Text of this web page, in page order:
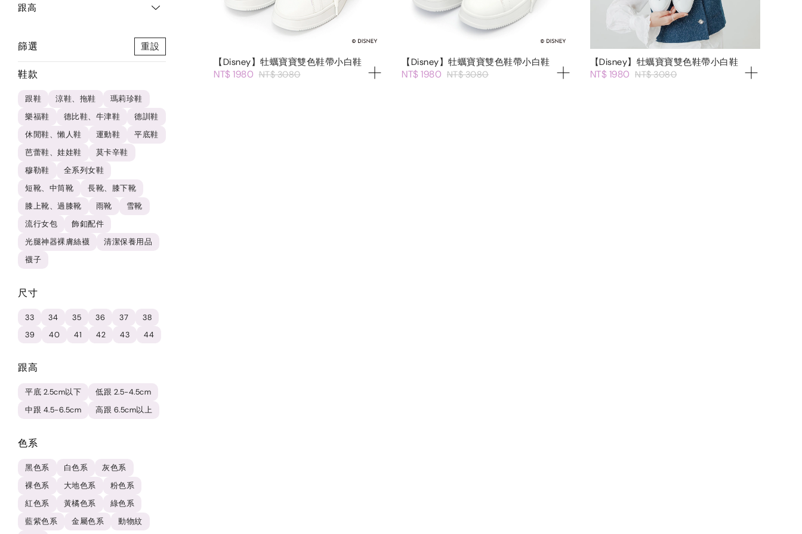
跟高
篩選 重設
鞋款
跟鞋 涼鞋、拖鞋
瑪莉珍鞋
樂福鞋
德比鞋、牛津鞋
德訓鞋
休閒鞋、懶人鞋
運動鞋
平底鞋
芭蕾鞋、娃娃鞋
莫卡辛鞋
穆勒鞋
全系列女鞋
短靴、中筒靴
長靴、膝下靴
膝上靴、過膝靴
雨靴
雪靴
流行女包
飾釦配件
光腿神器裸膚絲襪
清潔保養用品
襪子
尺寸
33 34 35 36 37
38
39
40 41 42 43 44
跟高
平底 2.5cm以下
低跟 2.5-4.5cm
中跟 4.5-6.5cm
高跟 6.5cm以上
色系
黑色系 白色系
灰色系
裸色系
大地色系
粉色系
紅色系
黃橘色系
綠色系
藍紫色系
金屬色系 動物紋
【Disney】牡蠣寶寶雙色鞋帶小白鞋
NT$ 1980 NT$ 3080
【Disney】牡蠣寶寶雙色鞋帶小白鞋
NT$ 1980 NT$ 3080
【Disney】牡蠣寶寶雙色鞋帶小白鞋
NT$ 1980 NT$ 3080